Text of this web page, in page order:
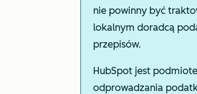
nie powinny być
lokalnym doradcą
przepisów.
HubSpot jest
odprowadzania